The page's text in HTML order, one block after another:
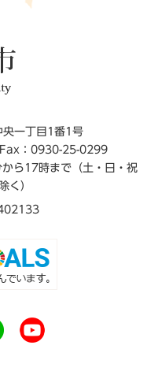
一丁目1番1号
Fax：0930-25-0299
ら17時まで（土・日・祝
く）